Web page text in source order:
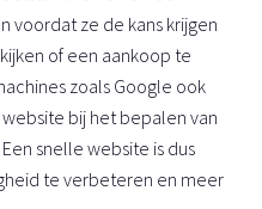
voordat ze de kans krijgen
of een aankoop te
zoals Google ook
bij het bepalen van
snelle website is dus
te verbeteren en meer